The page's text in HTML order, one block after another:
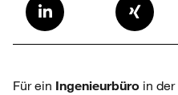
Für ein Ingenieurbüro in der